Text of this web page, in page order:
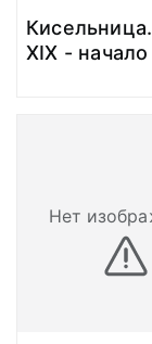
ХIХ -
Нет